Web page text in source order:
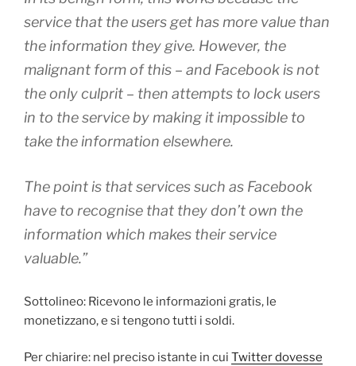
service that the users get has more value than
the information they give. However, the
malignant form of this – and Facebook is not
the only culprit – then attempts to lock users
in to the service by making it impossible to
take the information elsewhere.
The point is that services such as Facebook
have to recognise that they don’t own the
information which makes their service
valuable.”
Sottolineo: Ricevono le informazioni gratis, le
monetizzano, e si tengono tutti i soldi.
Per chiarire: nel preciso istante in cui Twitter dovesse